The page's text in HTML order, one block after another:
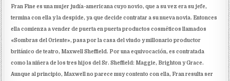
Fran Fine es una mujer judía-americana cuyo novio, que a su vez era su jefe,
termina con ella y la despide, ya que decide contratar a su nueva novia. Entonces
ella comienza a vender de puerta en puerta productos cosméticos llamados
«Sombras del Oriente», pasa por la casa del viudo y millonario productor
británico de teatro, Maxwell Sheffield. Por una equivocación, es contratada
como la niñera de los tres hijos del Sr. Sheffield: Maggie, Brighton y Grace.
Aunque al principio, Maxwell no parece muy contento con ella, Fran resulta ser